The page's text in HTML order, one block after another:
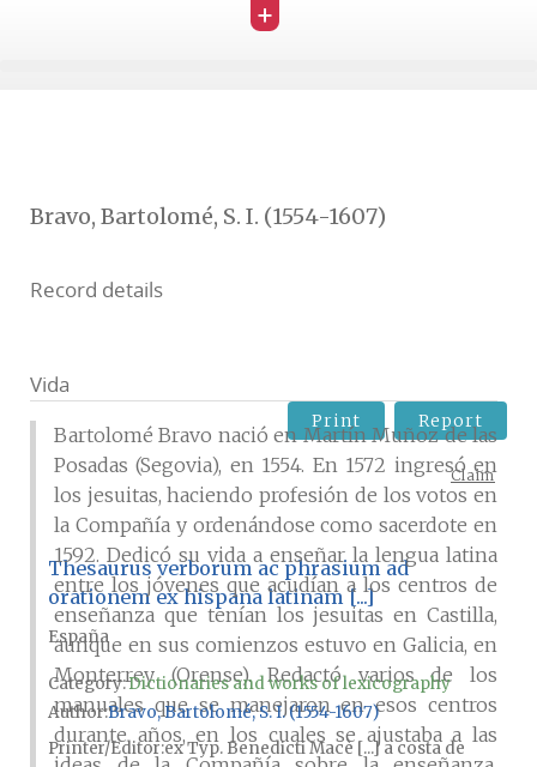
+
Bravo, Bartolomé, S. I. (1554-1607)
Record details
Vida
Bartolomé Bravo nació en Martín Muñoz de las
Posadas (Segovia), en 1554. En 1572 ingresó en
los jesuitas, haciendo profesión de los votos en
la Compañía y ordenándose como sacerdote en
1592. Dedicó su vida a enseñar la lengua latina
entre los jóvenes que acudían a los centros de
enseñanza que tenían los jesuitas en Castilla,
aunque en sus comienzos estuvo en Galicia, en
Monterrey (Orense). Redactó varios de los
manuales que se manejaron en esos centros
durante años, en los cuales se ajustaba a las
Print Report
Claim
Thesaurus verborum ac phrasium ad
orationem ex hispana latinam [...]
España
Category:Dictionaries and works of lexicography
AuthorBravo, Bartolomé, S. I. (1554-1607)
Printer/Editorex Typ. Benedicti Macè [...] a costa de